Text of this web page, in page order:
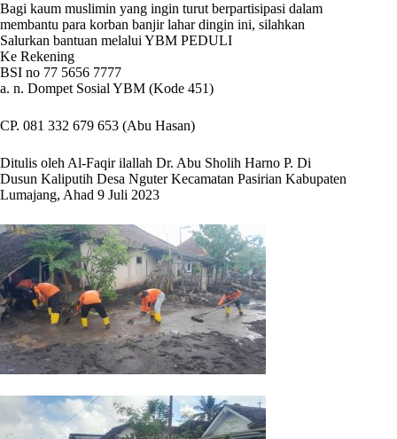
Bagi kaum muslimin yang ingin turut berpartisipasi dalam
membantu para korban banjir lahar dingin ini, silahkan
Salurkan bantuan melalui YBM PEDULI
Ke Rekening
BSI no 77 5656 7777
a. n. Dompet Sosial YBM (Kode 451)
CP. 081 332 679 653 (Abu Hasan)
Ditulis oleh Al-Faqir ilallah Dr. Abu Sholih Harno P. Di
Dusun Kaliputih Desa Nguter Kecamatan Pasirian Kabupaten
Lumajang, Ahad 9 Juli 2023